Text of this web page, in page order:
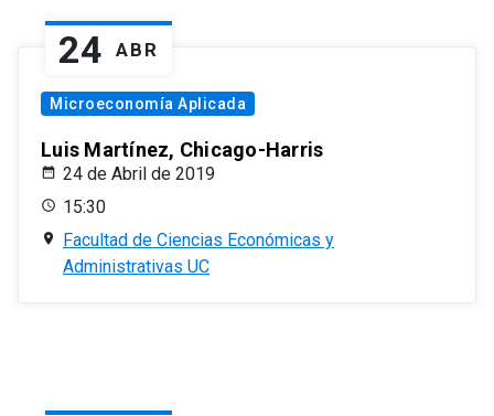
24 ABR
Microeconomía Aplicada
Luis Martínez, Chicago-Harris
24 de Abril de 2019
15:30
Facultad de Ciencias Económicas y
Administrativas UC